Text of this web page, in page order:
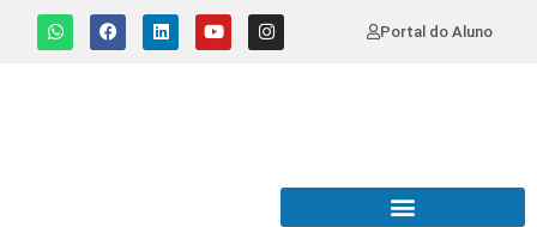
Portal do Aluno